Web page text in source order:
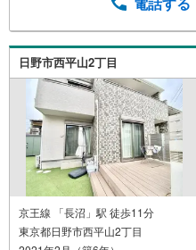
日野市西平山2丁目
京王線 「長沼」駅 徒歩11分
東京都日野市西平山2丁目